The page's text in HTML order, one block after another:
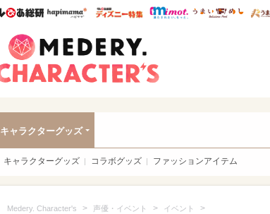
ウレぴあ総研ハピママ* ウレぴあ総研 ディズニー
mimot. うま
キャラクターグッズ
キャラクターグッズ コラボグッズ ファッションアイテム
Medery. Character's > 声優・イベント > イベント >